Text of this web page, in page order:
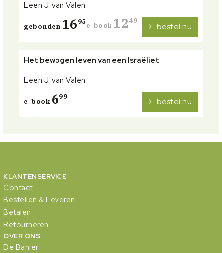
Leen J. van Valen
gebonden 1695e-book 1249
bestel nu
Het bewogen leven van een Israëliet
Leen J. van Valen
e-book 699 bestel nu
KLANTENSERVICE
Contact
Bestellen & Leveren
Betalen
Retourneren
OVER ONS
De Banier